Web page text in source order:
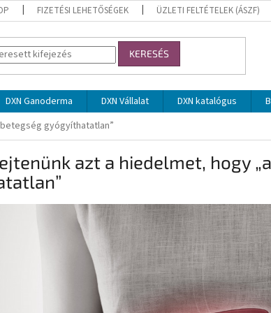
FIZETÉSI LEHETŐSÉGEK ÜZLETI FELTÉTELEK (ÁSZF)
KERESÉS
DXN Ganoderma DXN Vállalat DXN katalógus
gyógyíthatatlan”
azt a hiedelmet, hogy